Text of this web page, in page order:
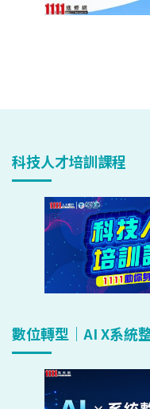
科技人才培訓課程
數位轉型｜AI X系統